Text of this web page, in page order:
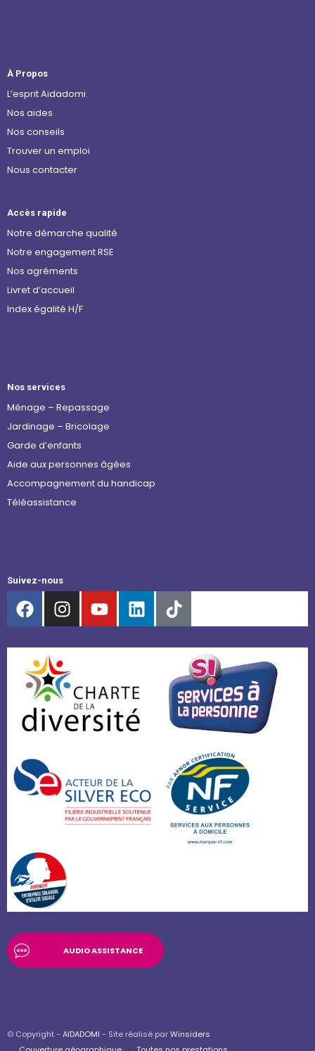
À Propos
L’esprit Aidadomi
Nos aides
Nos conseils
Trouver un emploi
Nous contacter
Accès rapide
Notre démarche qualité
Notre engagement RSE
Nos agréments
Livret d’accueil
Index égalité H/F
Nos services
Ménage – Repassage
Jardinage – Bricolage
Garde d’enfants
Aide aux personnes âgées
Accompagnement du handicap
Téléassistance
Suivez-nous
AUDIO ASSISTANCE
© Copyright - AIDADOMI - Site réalisé parWinsiders